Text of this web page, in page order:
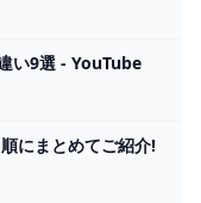
い9選 - YouTube
にまとめてご紹介!